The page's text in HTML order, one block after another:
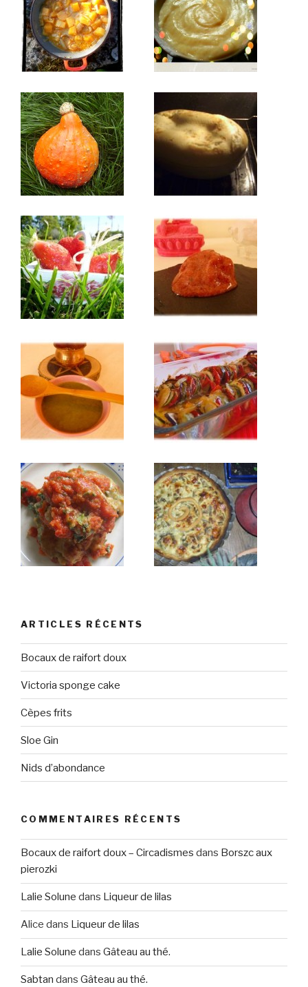
ARTICLES RÉCENTS
Bocaux de raifort doux
Victoria sponge cake
Cèpes frits
Sloe Gin
Nids d’abondance
COMMENTAIRES RÉCENTS
Bocaux de raifort doux – Circadismes dans Borszc aux
pierozki
Lalie Solune dans Liqueur de lilas
Alice dans Liqueur de lilas
Lalie Solune dans Gâteau au thé.
Sabtan dans Gâteau au thé.